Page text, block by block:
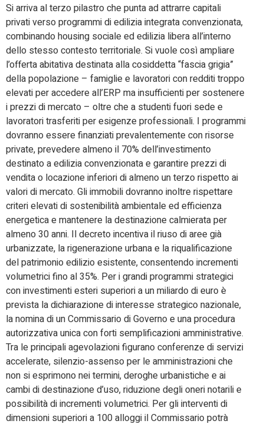
Si arriva al terzo pilastro che punta ad attrarre capitali
privati verso programmi di edilizia integrata convenzionata,
combinando housing sociale ed edilizia libera all’interno
dello stesso contesto territoriale. Si vuole così ampliare
l’offerta abitativa destinata alla cosiddetta “fascia grigia”
della popolazione – famiglie e lavoratori con redditi troppo
elevati per accedere all’ERP ma insufficienti per sostenere
i prezzi di mercato – oltre che a studenti fuori sede e
lavoratori trasferiti per esigenze professionali. I programmi
dovranno essere finanziati prevalentemente con risorse
private, prevedere almeno il 70% dell’investimento
destinato a edilizia convenzionata e garantire prezzi di
vendita o locazione inferiori di almeno un terzo rispetto ai
valori di mercato. Gli immobili dovranno inoltre rispettare
criteri elevati di sostenibilità ambientale ed efficienza
energetica e mantenere la destinazione calmierata per
almeno 30 anni. Il decreto incentiva il riuso di aree già
urbanizzate, la rigenerazione urbana e la riqualificazione
del patrimonio edilizio esistente, consentendo incrementi
volumetrici fino al 35%. Per i grandi programmi strategici
con investimenti esteri superiori a un miliardo di euro è
prevista la dichiarazione di interesse strategico nazionale,
la nomina di un Commissario di Governo e una procedura
autorizzativa unica con forti semplificazioni amministrative.
Tra le principali agevolazioni figurano conferenze di servizi
accelerate, silenzio-assenso per le amministrazioni che
non si esprimono nei termini, deroghe urbanistiche e ai
cambi di destinazione d’uso, riduzione degli oneri notarili e
possibilità di incrementi volumetrici. Per gli interventi di
dimensioni superiori a 100 alloggi il Commissario potrà